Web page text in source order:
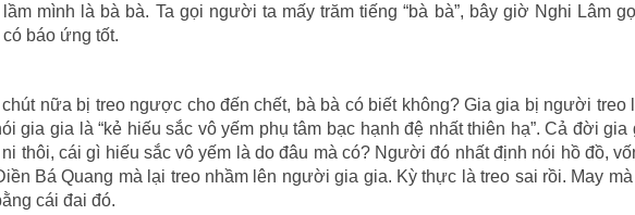
mình là bà bà. Ta gọi người ta mấy trăm tiếng “bà bà”, bây giờ Nghi Lâm
báo ứng tốt.
nữa bị treo ngược cho đến chết, bà bà có biết không? Gia gia bị người treo
gia gia là “kẻ hiếu sắc vô yếm phụ tâm bạc hạnh đệ nhất thiên hạ”. Cả đời gia
thôi, cái gì hiếu sắc vô yếm là do đâu mà có? Người đó nhất định nói hồ đồ,
Bá Quang mà lại treo nhầm lên người gia gia. Kỳ thực là treo sai rồi. May
cái đai đó.